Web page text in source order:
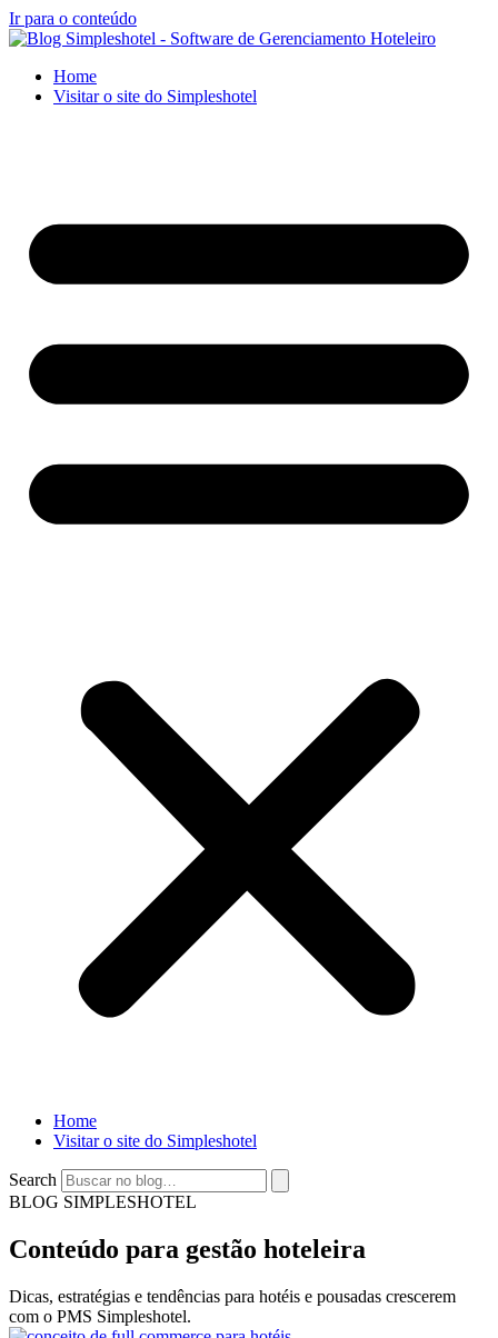
Ir para o conteúdo
Home
Visitar o site do Simpleshotel
Home
Visitar o site do Simpleshotel
Search
BLOG SIMPLESHOTEL
Conteúdo para gestão hoteleira
Dicas, estratégias e tendências para hotéis e pousadas crescerem
com o PMS Simpleshotel.